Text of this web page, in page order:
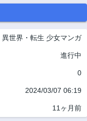
異世界・転生 少女マンガ
進行中
0
2024/03/07 06:19
11ヶ月前